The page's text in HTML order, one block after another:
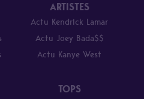
ARTISTES
Actu Kendrick Lamar
Actu Joey Bada$$
Actu Kanye West
TOPS